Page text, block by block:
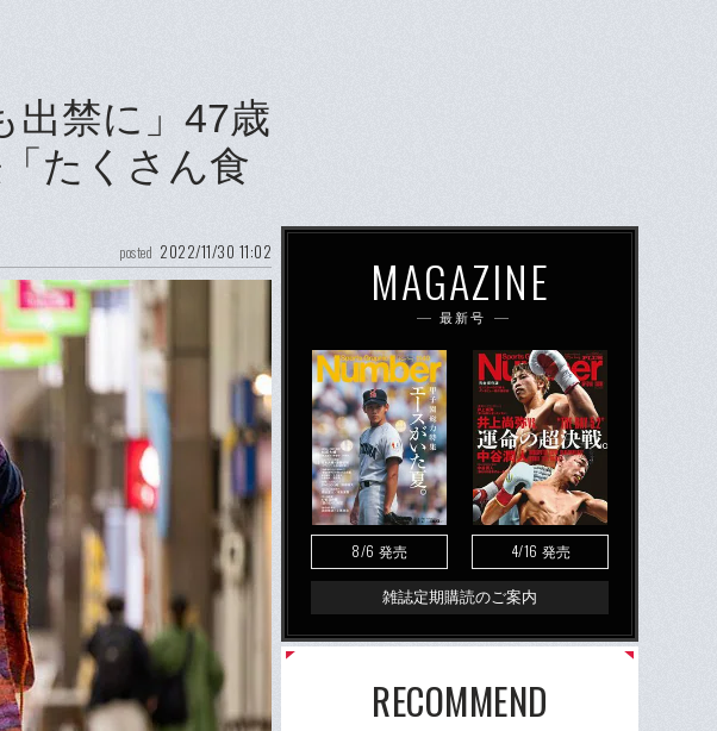
出禁に」47歳
たくさん食
posted 2022/11/30 11:02 MAGAZINE
最新号
8/6 発売 4/16 発売
雑誌定期購読のご案内
RECOMMEND